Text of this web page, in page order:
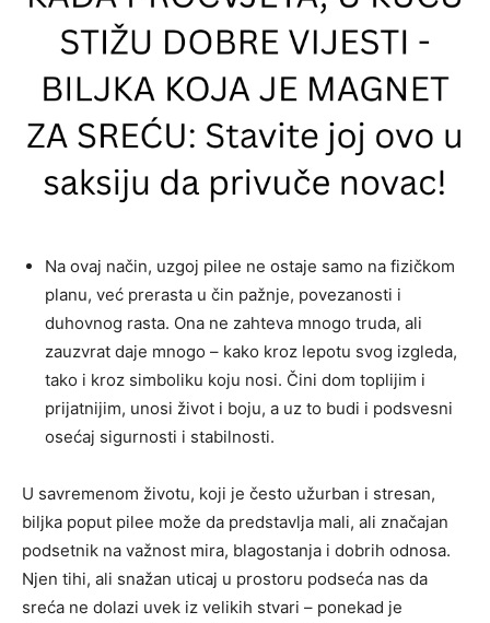
Na ovaj način, uzgoj pilee ne ostaje samo na fizičkom
planu, već prerasta u čin pažnje, povezanosti i
duhovnog rasta. Ona ne zahteva mnogo truda, ali
zauzvrat daje mnogo – kako kroz lepotu svog izgleda,
tako i kroz simboliku koju nosi. Čini dom toplijim i
prijatnijim, unosi život i boju, a uz to budi i podsvesni
osećaj sigurnosti i stabilnosti.
U savremenom životu, koji je često užurban i stresan,
biljka poput pilee može da predstavlja mali, ali značajan
podsetnik na važnost mira, blagostanja i dobrih odnosa.
Njen tihi, ali snažan uticaj u prostoru podseća nas da
sreća ne dolazi uvek iz velikih stvari – ponekad je